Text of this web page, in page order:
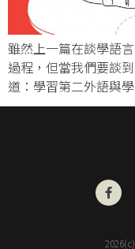
雖然上一篇在談學語
過程，但當我們要談
道：學習第二外語與
2026(c)